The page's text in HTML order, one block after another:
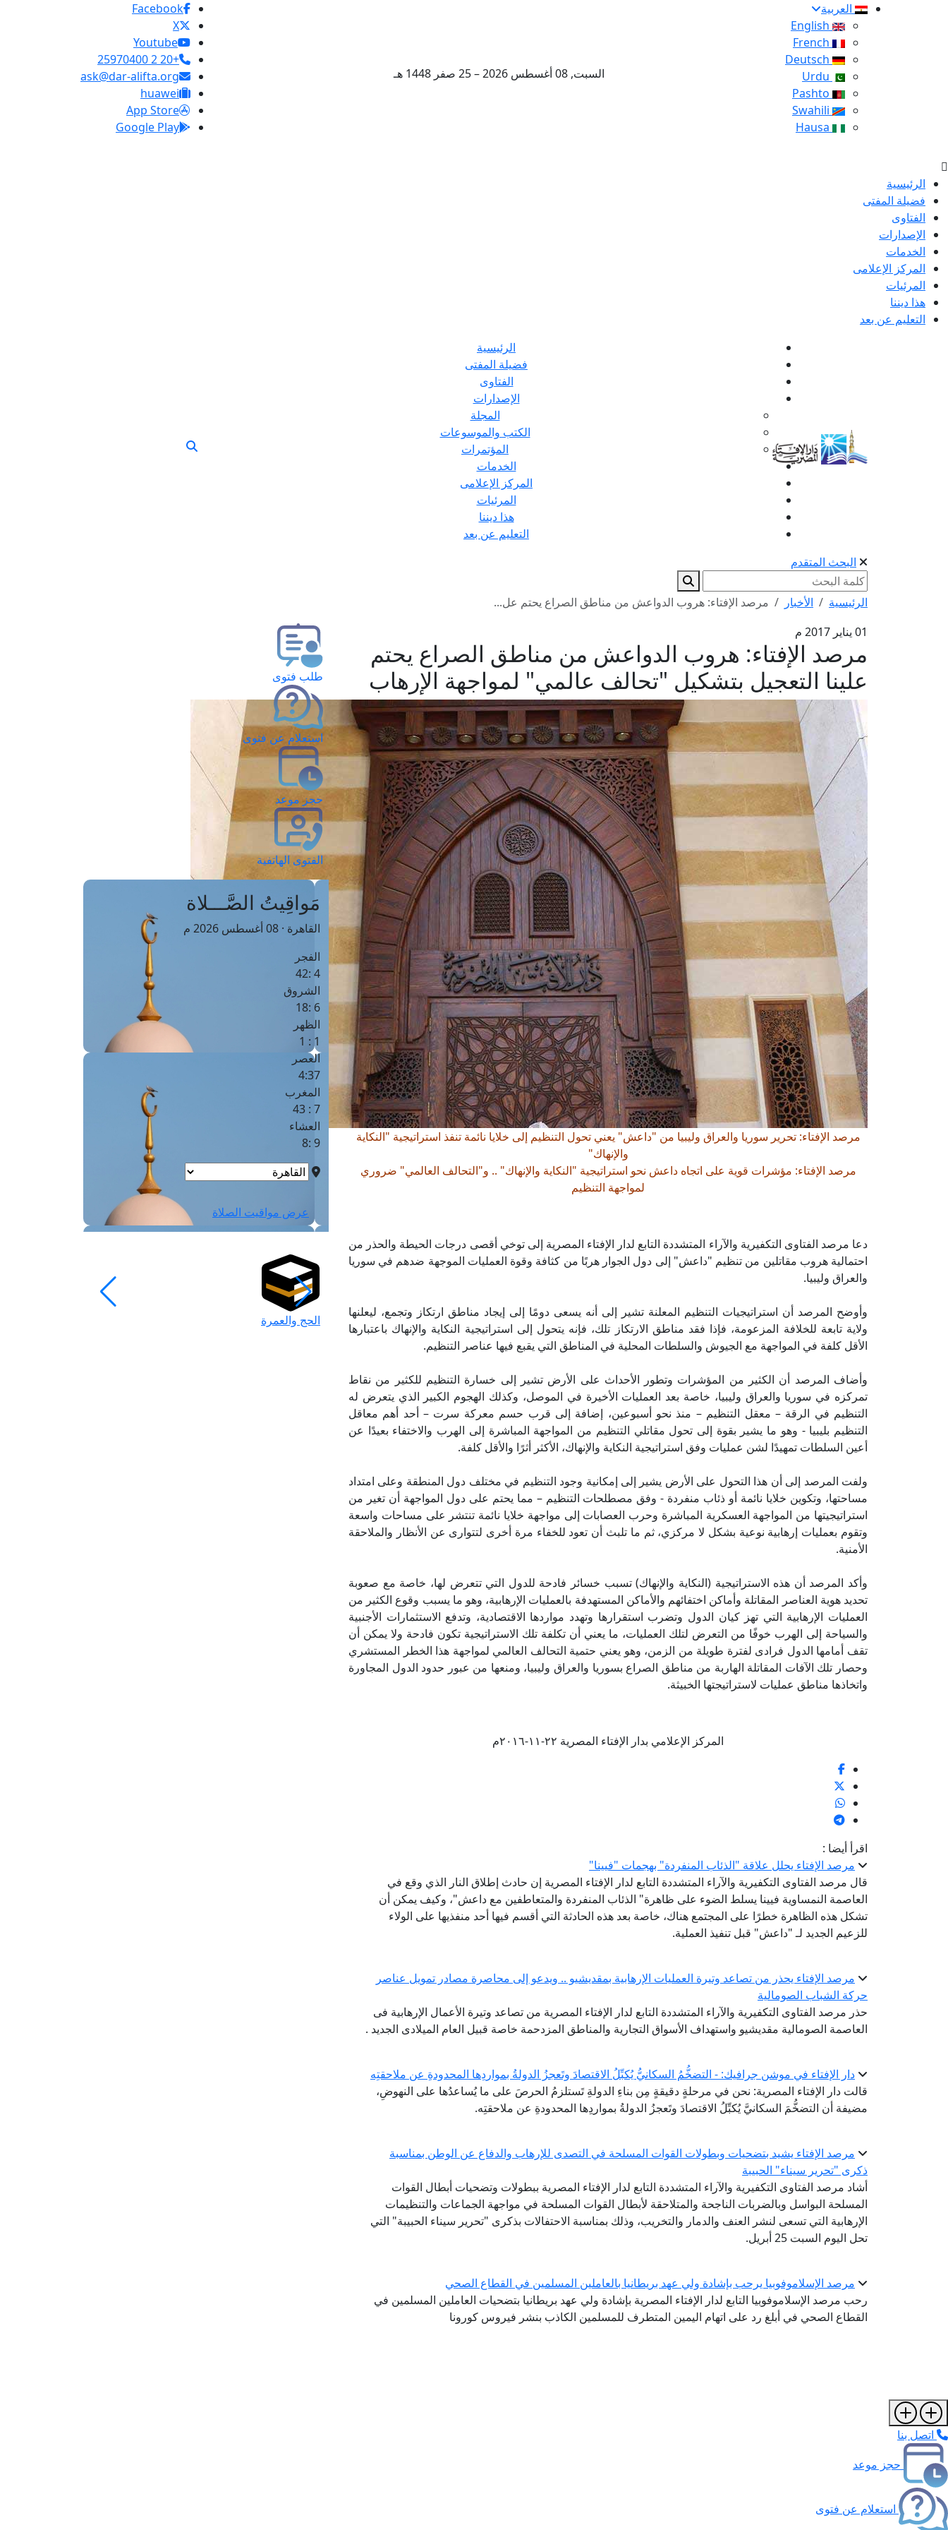
العربية
السبت, 08 أغسطس 2026 – 25 صفر 1448 هـ
Facebook
X
Youtube
+20 2 25970400
ask@dar-alifta.org
huawei
App Store
Google Play
الرئيسية
فضيلة المفتى
الفتاوى
الإصدارات
الخدمات
المركز الإعلامى
المرئيات
هذا ديننا
التعليم عن بعد
الرئيسية
فضيلة المفتى
الفتاوى
الإصدارات
المجلة
الكتب والموسوعات
المؤتمرات
الخدمات
المركز الإعلامى
المرئيات
هذا ديننا
التعليم عن بعد
البحث المتقدم
الرئيسية الأخبار
مرصد الإفتاء: هروب الدواعش من مناطق الصراع يحتم عل...
01 يناير 2017 م
مرصد الإفتاء: هروب الدواعش من مناطق الصراع يحتم
علينا التعجيل بتشكيل "تحالف عالمي" لمواجهة الإرهاب
مرصد الإفتاء: تحرير سوريا والعراق وليبيا من "داعش" يعني تحول التنظيم إلى خلايا نائمة تنفذ استراتيجية "النكاية
والإنهاك"
مرصد الإفتاء: مؤشرات قوية على اتجاه داعش نحو استراتيجية "النكاية والإنهاك" .. و"التحالف العالمي" ضروري
لمواجهة التنظيم
دعا مرصد الفتاوى التكفيرية والآراء المتشددة التابع لدار الإفتاء المصرية إلى توخي أقصى درجات الحيطة والحذر من
احتمالية هروب مقاتلين من تنظيم "داعش" إلى دول الجوار هربًا من كثافة وقوة العمليات الموجهة ضدهم في سوريا
والعراق وليبيا.
وأوضح المرصد أن استراتيجيات التنظيم المعلنة تشير إلى أنه يسعى دومًا إلى إيجاد مناطق ارتكاز وتجمع، ليعلنها
ولاية تابعة للخلافة المزعومة، فإذا فقد مناطق الارتكاز تلك، فإنه يتحول إلى استراتيجية النكاية والإنهاك باعتبارها
الأقل كلفة في المواجهة مع الجيوش والسلطات المحلية في المناطق التي يقبع فيها عناصر التنظيم.
وأضاف المرصد أن الكثير من المؤشرات وتطور الأحداث على الأرض تشير إلى خسارة التنظيم للكثير من نقاط
تمركزه في سوريا والعراق وليبيا، خاصة بعد العمليات الأخيرة في الموصل، وكذلك الهجوم الكبير الذي يتعرض له
التنظيم في الرقة – معقل التنظيم – منذ نحو أسبوعين، إضافة إلى قرب حسم معركة سرت – أحد أهم معاقل
التنظيم بليبيا - وهو ما يشير بقوة إلى تحول مقاتلي التنظيم من المواجهة المباشرة إلى الهرب والاختفاء بعيدًا عن
أعين السلطات تمهيدًا لشن عمليات وفق استراتيجية النكاية والإنهاك، الأكثر أثرًا والأقل كلفة.
ولفت المرصد إلى أن هذا التحول على الأرض يشير إلى إمكانية وجود التنظيم في مختلف دول المنطقة وعلى امتداد
مساحتها، وتكوين خلايا نائمة أو ذئاب منفردة - وفق مصطلحات التنظيم – مما يحتم على دول المواجهة أن تغير من
استراتيجيتها من المواجهة العسكرية المباشرة وحرب العصابات إلى مواجهة خلايا نائمة تنتشر على مساحات واسعة
وتقوم بعمليات إرهابية نوعية بشكل لا مركزي، ثم ما تلبث أن تعود للخفاء مرة أخرى لتتوارى عن الأنظار والملاحقة
الأمنية.
وأكد المرصد أن هذه الاستراتيجية (النكاية والإنهاك) تسبب خسائر فادحة للدول التي تتعرض لها، خاصة مع صعوبة
تحديد هوية العناصر المقاتلة وأماكن اختفائهم والأماكن المستهدفة بالعمليات الإرهابية، وهو ما يسبب وقوع الكثير من
العمليات الإرهابية التي تهز كيان الدول وتضرب استقرارها وتهدد مواردها الاقتصادية، وتدفع الاستثمارات الأجنبية
والسياحة إلى الهرب خوفًا من التعرض لتلك العمليات، ما يعني أن تكلفة تلك الاستراتيجية تكون فادحة ولا يمكن أن
تقف أمامها الدول فرادى لفترة طويلة من الزمن، وهو يعني حتمية التحالف العالمي لمواجهة هذا الخطر المستشري
وحصار تلك الآفات المقاتلة الهاربة من مناطق الصراع بسوريا والعراق وليبيا، ومنعها من عبور حدود الدول المجاورة
واتخاذها مناطق عمليات لاستراتيجتها الخبيثة.
المركز الإعلامي بدار الإفتاء المصرية ٢٢-١١-٢٠١٦م
اقرأ أيضا :
مرصد الإفتاء يحلل علاقة "الذئاب المنفردة" بهجمات "فيينا"
قال مرصد الفتاوى التكفيرية والآراء المتشددة التابع لدار الإفتاء المصرية إن حادث إطلاق النار الذي وقع في
العاصمة النمساوية فيينا يسلط الضوء على ظاهرة" الذئاب المنفردة والمتعاطفين مع داعش"، وكيف يمكن أن
تشكل هذه الظاهرة خطرًا على المجتمع هناك، خاصة بعد هذه الحادثة التي أقسم فيها أحد منفذيها على الولاء
للزعيم الجديد لـ "داعش" قبل تنفيذ العملية.
مرصد الإفتاء يحذر من تصاعد وتيرة العمليات الإرهابية بمقديشيو .. ويدعو إلى محاصرة مصادر تمويل عناصر
حركة الشباب الصومالية
حذر مرصد الفتاوى التكفيرية والآراء المتشددة التابع لدار الإفتاء المصرية من تصاعد وتيرة الأعمال الإرهابية فى
العاصمة الصومالية مقديشيو واستهداف الأسواق التجارية والمناطق المزدحمة خاصة قبيل العام الميلادى الجديد .
دار الإفتاء في موشن جرافيك: - التضخُّمُ السكانيُّ يُكبِّلُ الاقتصادَ وتَعجزُ الدولةُ بمواردِها المحدودةِ عن ملاحقتِه
قالت دار الإفتاء المصرية: نحن في مرحلةٍ دقيقةٍ مِن بناءِ الدولةِ تَستلزمُ الحرصَ على ما يُساعدُها على النهوضِ،
مضيفة أن التضخُّمَ السكانيَّ يُكبِّلُ الاقتصادَ وتَعجزُ الدولةُ بمواردِها المحدودةِ عن ملاحقتِه.
مرصد الإفتاء يشيد بتضحيات وبطولات القوات المسلحة في التصدى للإرهاب والدفاع عن الوطن بمناسبة
ذكرى "تحرير سيناء" الحبيبة
أشاد مرصد الفتاوى التكفيرية والآراء المتشددة التابع لدار الإفتاء المصرية ببطولات وتضحيات أبطال القوات
المسلحة البواسل وبالضربات الناجحة والمتلاحقة لأبطال القوات المسلحة في مواجهة الجماعات والتنظيمات
الإرهابية التي تسعى لنشر العنف والدمار والتخريب، وذلك بمناسبة الاحتفالات بذكرى "تحرير سيناء الحبيبة" التي
تحل اليوم السبت 25 أبريل.
مرصد الإسلاموفوبيا يرحب بإشادة ولي عهد بريطانيا بالعاملين المسلمين في القطاع الصحي
رحب مرصد الإسلاموفوبيا التابع لدار الإفتاء المصرية بإشادة ولي عهد بريطانيا بتضحيات العاملين المسلمين في
القطاع الصحي في أبلغ رد على اتهام اليمين المتطرف للمسلمين الكاذب بنشر فيروس كورونا
طلب فتوى
استعلام عن فتوى
حجز موعد
الفتوى الهاتفية
مَواقِيتُ الصَّـــلاة
القاهرة · 08 أغسطس 2026 م
الفجر
4 :42
الشروق
6 :18
الظهر
1 : 1
العصر
4:37
المغرب
7 : 43
العشاء
9 :8
عرض مواقيت الصلاة
الحج والعمرة
اتصل بنا
حجز موعد
استعلام عن فتوى